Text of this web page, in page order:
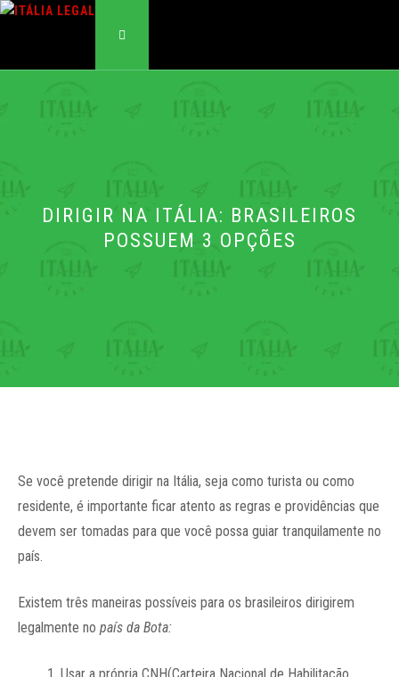
Pular
DIRIGIR NA ITÁLIA: BRASILEIROS
POSSUEM 3 OPÇÕES
Se você pretende dirigir na Itália, seja como turista ou como
residente, é importante ficar atento as regras e providências que
devem ser tomadas para que você possa guiar tranquilamente no
país.
Existem três maneiras possíveis para os brasileiros dirigirem
legalmente no país da Bota: